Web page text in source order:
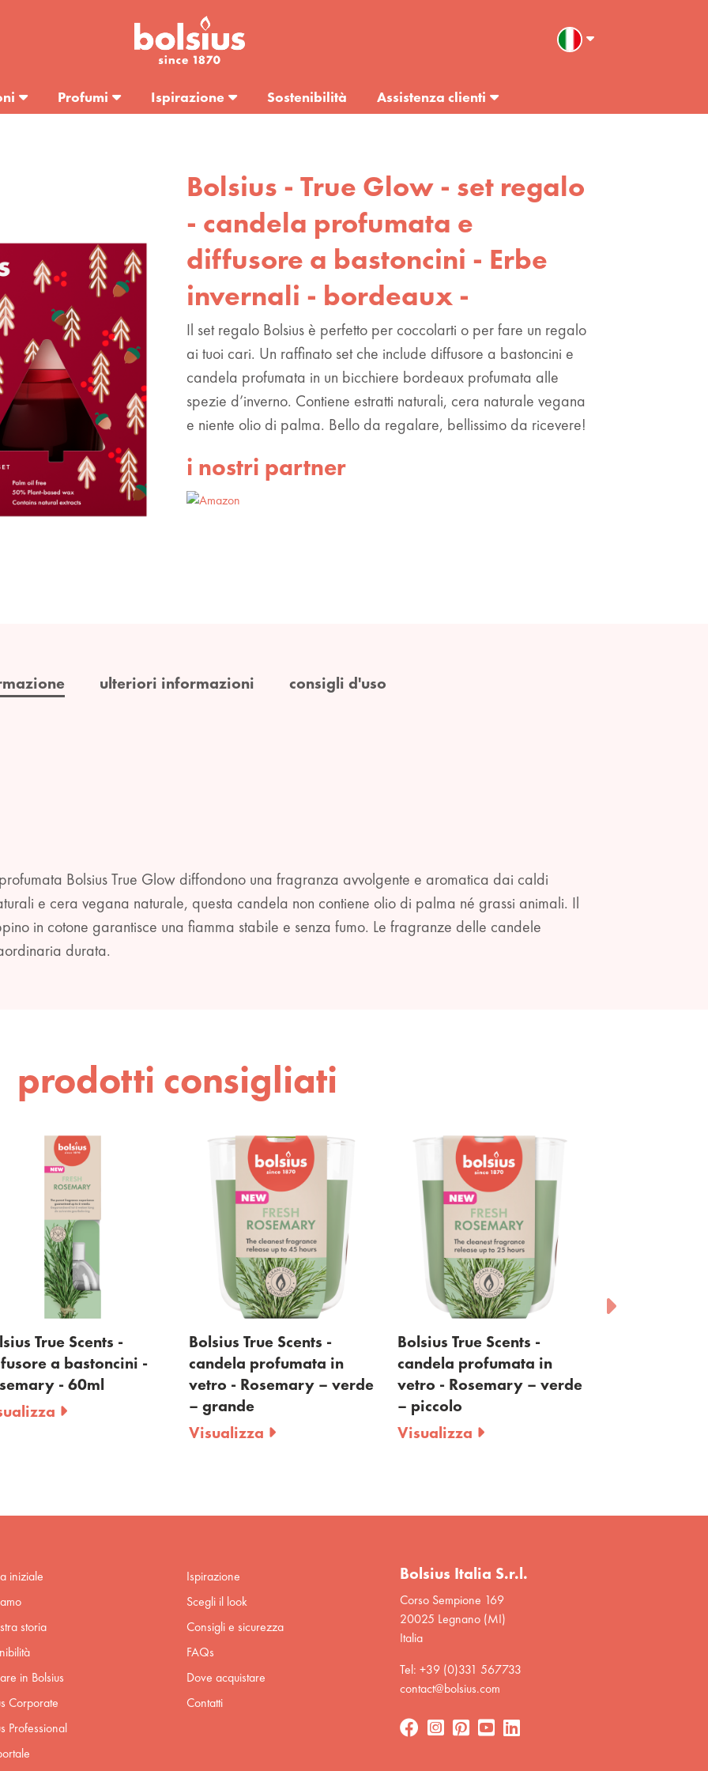
Profumi Ispirazione Sostenibilità Assistenza clienti
Bolsius - True Glow - set regalo
- candela profumata e
diffusore a bastoncini - Erbe
invernali - bordeaux -
Il set regalo Bolsius è perfetto per coccolarti o per fare un regalo
ai tuoi cari. Un raffinato set che include diffusore a bastoncini e
candela profumata in un bicchiere bordeaux profumata alle
spezie d’inverno. Contiene estratti naturali, cera naturale vegana
e niente olio di palma. Bello da regalare, bellissimo da ricevere!
i nostri partner
ulteriori informazioni consigli d'uso
Bolsius True Glow diffondono una fragranza avvolgente e aromatica dai caldi
e cera vegana naturale, questa candela non contiene olio di palma né grassi animali. Il
in cotone garantisce una fiamma stabile e senza fumo. Le fragranze delle candele
durata.
prodotti consigliati
True Scents -
a bastoncini -
- 60ml
Bolsius True Scents -
candela profumata in
vetro - Rosemary – verde
– grande
Visualizza
Bolsius True Scents -
candela profumata in
vetro - Rosemary – verde
– piccolo
Visualizza
iniziale
storia
in Bolsius
Corporate
Professional
Ispirazione
Scegli il look
Consigli e sicurezza
FAQs
Dove acquistare
Contatti
Bolsius Italia S.r.l.
Corso Sempione 169
20025 Legnano (MI)
Italia
Tel: +39 (0)331 567733
contact@bolsius.com